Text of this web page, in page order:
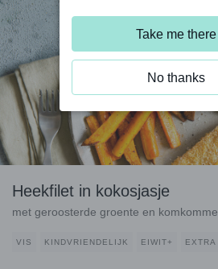
Heekfilet in kokosjasje
met geroosterde groente en
VIS KINDVRIENDELIJK EIWIT+
Take me there
No thanks